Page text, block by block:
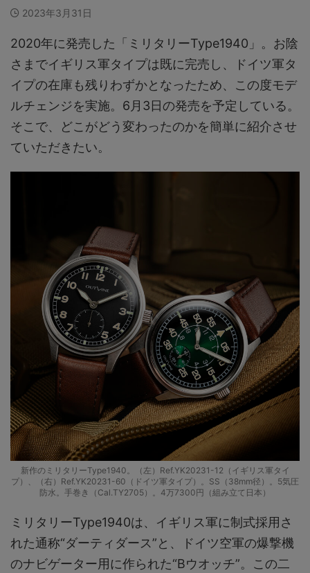
2023年3月31日
2020年に発売した「ミリタリーType1940」。お陰
さまでイギリス軍タイプは既に完売し、ドイツ軍タ
イプの在庫も残りわずかとなったため、この度モデ
ルチェンジを実施。6月3日の発売を予定している。
そこで、どこがどう変わったのかを簡単に紹介させ
ていただきたい。
新作のミリタリーType1940。（左）Ref.YK20231-12（イギリス軍タイ
プ）、（右）Ref.YK20231-60（ドイツ軍タイプ）。SS（38mm径）。5気圧
防水。手巻き（Cal.TY2705）。4万7300円（組み立て日本）
ミリタリーType1940は、イギリス軍に制式採用さ
れた通称“ダーティダース”と、ドイツ空軍の爆撃機
のナビゲーター用に作られた“Bウオッチ”。この二